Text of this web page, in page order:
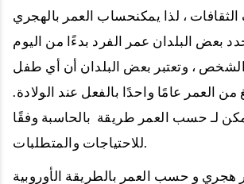
الثقافات ، لذا يمكنحساب العمر بالهجري
بعض البلدان عمر الفرد بدءًا من اليوم
الشخص ، وتعتبر بعض البلدان أن أي طفل
من العمر عامًا واحدًا بالفعل عند الولادة.
لـ حسب العمر طريقة بالحاسبة وفقًا
للاحتياجات والمتطلبات.
هجري و حسب العمر بالطريقة الأوروبية